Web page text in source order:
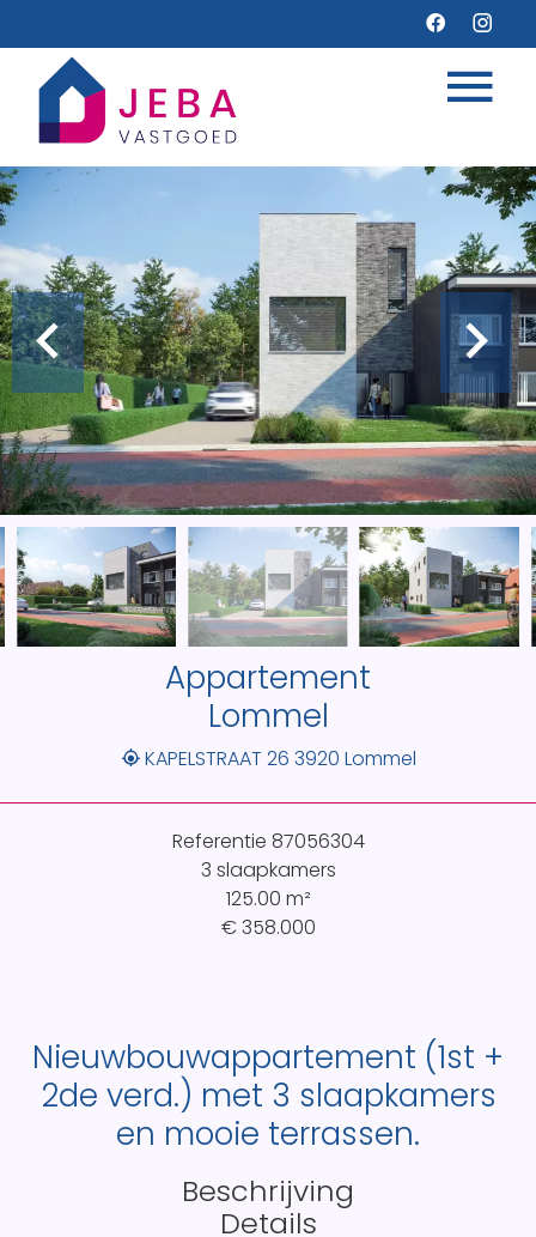
Appartement
Lommel
KAPELSTRAAT 26 3920 Lommel
Referentie 87056304
3 slaapkamers
125.00 m²
€ 358.000
Nieuwbouwappartement (1st +
2de verd.) met 3 slaapkamers
en mooie terrassen.
Beschrijving
Details